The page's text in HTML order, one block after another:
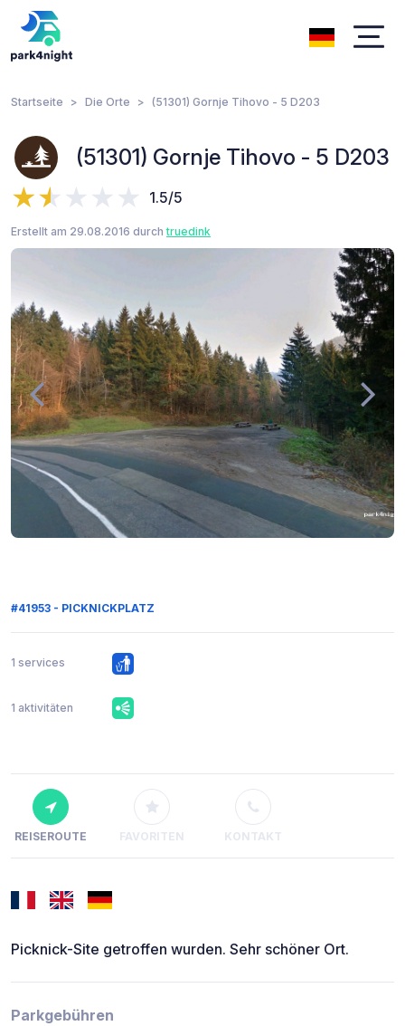
Startseite Die Orte (51301) Gornje Tihovo - 5 D203
(51301) Gornje Tihovo - 5 D203
1.5/5
Erstellt am 29.08.2016 durchtruedink
#41953 - PICKNICKPLATZ
1 services
1 aktivitäten
REISEROUTE FAVORITEN KONTAKT
Picknick-Site getroffen wurden. Sehr schöner Ort.
Parkgebühren